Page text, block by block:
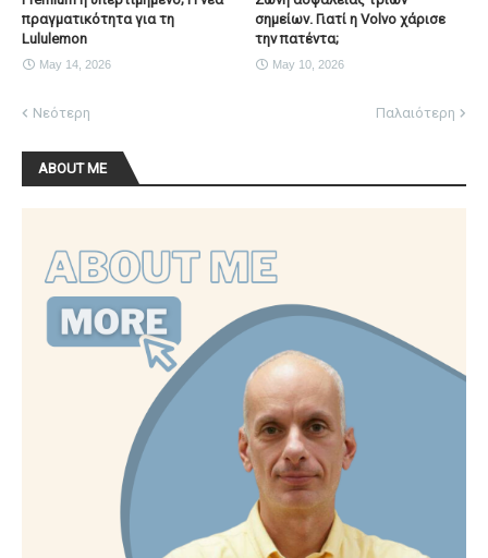
πραγματικότητα για τη
Lululemon
May 14, 2026
σημείων. Γιατί η Volvo χάρισε
την πατέντα;
May 10, 2026
Νεότερη Παλαιότερη
ABOUT ME